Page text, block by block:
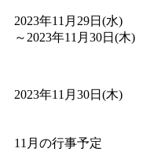
2023年11月29日(水)
～ 2023年11月30日(木)
2023年11月30日(木)
11月の行事予定